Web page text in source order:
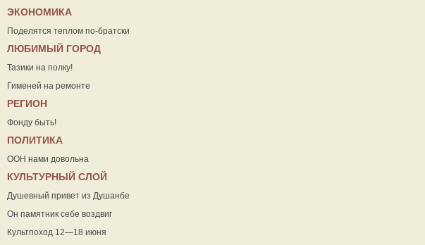
ЭКОНОМИКА
Поделятся теплом по-братски
ЛЮБИМЫЙ ГОРОД
Тазики на полку!
Гименей на ремонте
РЕГИОН
Фонду быть!
ПОЛИТИКА
ООН нами довольна
КУЛЬТУРНЫЙ СЛОЙ
Душевный привет из Душанбе
Он памятник себе воздвиг
Культпоход 12—18 июня